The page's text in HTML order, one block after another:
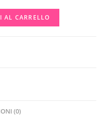
AL CARRELLO
(0)